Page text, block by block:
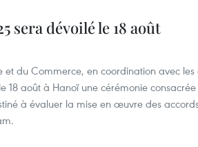
sera dévoilé le 18 août
et du Commerce, en coordination avec
18 août à Hanoï une cérémonie
à évaluer la mise en œuvre des